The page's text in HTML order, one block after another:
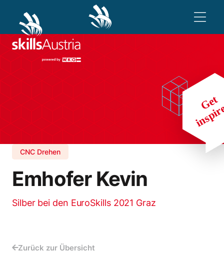
CNC Drehen
Emhofer Kevin
Silber bei den EuroSkills 2021 Graz
Zurück zur Übersicht